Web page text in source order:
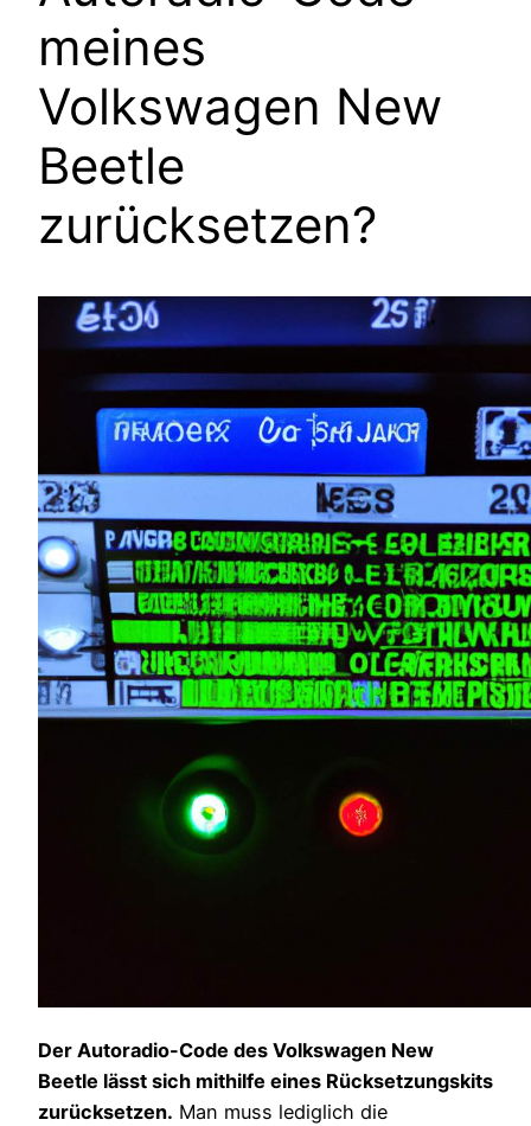
meines
Volkswagen New
Beetle
zurücksetzen?
Der Autoradio-Code des Volkswagen New
Beetle lässt sich mithilfe eines Rücksetzungskits
zurücksetzen. Man muss lediglich die